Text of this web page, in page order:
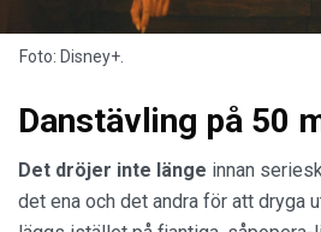
Foto: Disney+.
Danstävling på 50
Det dröjer inte länge innan
det ena och det andra för att dryga